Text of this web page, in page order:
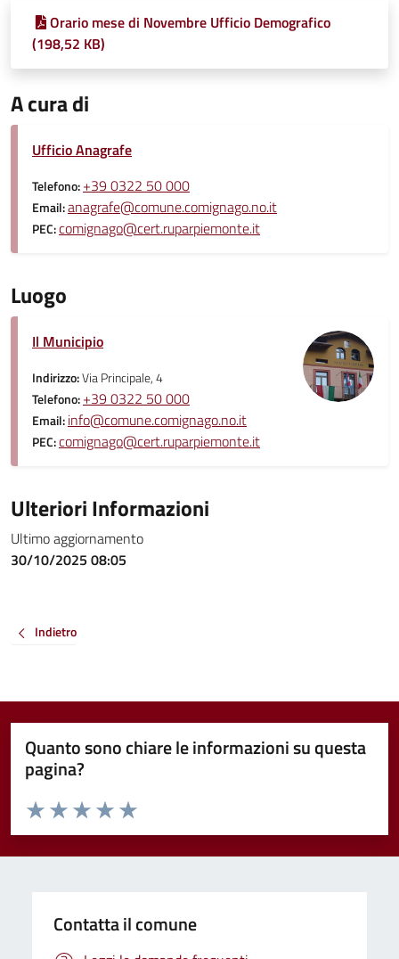
Orario mese di Novembre Ufficio Demografico
(198,52 KB)
A cura di
Ufficio Anagrafe
Telefono:+39 0322 50 000
Email:anagrafe@comune.comignago.no.it
PEC:comignago@cert.ruparpiemonte.it
Luogo
Il Municipio
Indirizzo:Via Principale, 4
Telefono:+39 0322 50 000
Email:info@comune.comignago.no.it
PEC:comignago@cert.ruparpiemonte.it
Ulteriori Informazioni
Ultimo aggiornamento
30/10/2025 08:05
Indietro
Quanto sono chiare le informazioni su questa
pagina?
Valuta da 1 a 5 stelle la pagina
Valuta 5 stelle su 5
Valuta 4 stelle su 5
Valuta 3 stelle su 5
Valuta 2 stelle su 5
Valuta 1 stelle su 5
Contatta il comune